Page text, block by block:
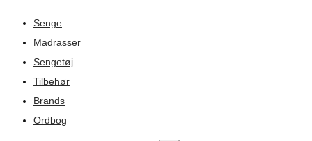
Senge
Madrasser
Sengetøj
Tilbehør
Brands
Ordbog